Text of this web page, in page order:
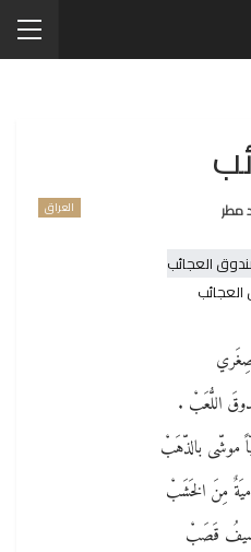
العراق مطر
اللُّعَبْ .
موشّى بالذّهَبْ
مِنَ الخَشَبْ
سيفُ قَصَبْ